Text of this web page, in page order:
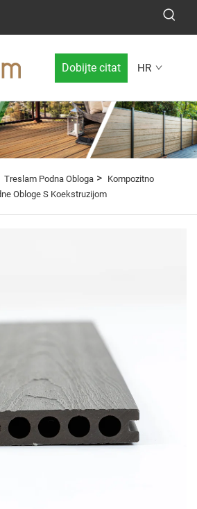
Dobijte citat HR
Treslam Podna Obloga> Kompozitno
Obloge S Koekstruzijom